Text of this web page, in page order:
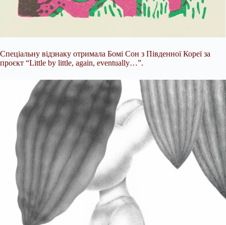
Спеціальну відзнаку отримала Бомі Сон з Південної Кореї за
проєкт “Little by little, again, eventually…”.